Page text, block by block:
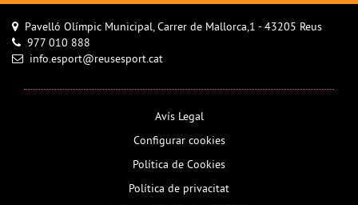
Pavelló Olímpic Municipal, Carrer de Mallorca,1 - 43205 Reus
977 010 888
info.esport@reusesport.cat
Avís Legal
Configurar cookies
Política de Cookies
Política de privacitat